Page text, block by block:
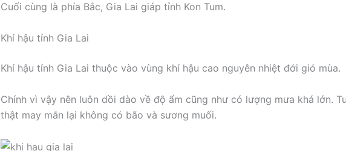
Cuối cùng là phía Bắc, Gia Lai giáp tỉnh Kon Tum.
Khí hậu tỉnh Gia Lai
Khí hậu tỉnh Gia Lai thuộc vào vùng khí hậu cao nguyên nhiệt đới gió mùa.
Chính vì vậy nên luôn dồi dào về độ ẩm cũng như có lượng mưa khá lớn.
thật may mắn lại không có bão và sương muối.